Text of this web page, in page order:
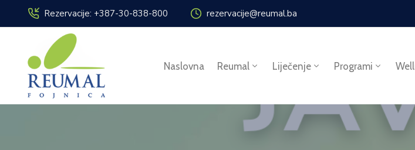
Rezervacije: +387-30-838-800 rezervacije@reumal.ba
Naslovna Reumal Liječenje Programi